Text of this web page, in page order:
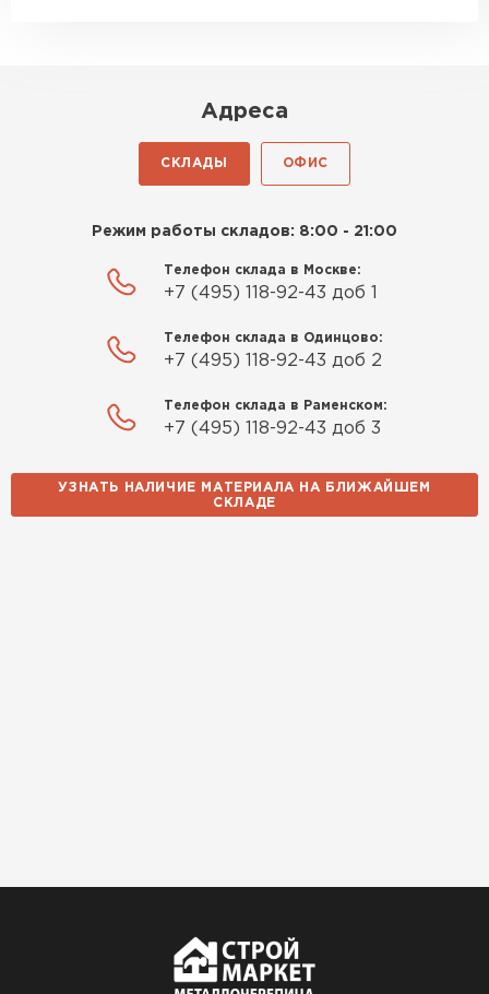
Адреса
СКЛАДЫ ОФИС
Режим работы складов: 8:00 - 21:00
Телефон склада в Москве:
+7 (495) 118-92-43 доб 1
Телефон склада в Одинцово:
+7 (495) 118-92-43 доб 2
Телефон склада в Раменском:
+7 (495) 118-92-43 доб 3
УЗНАТЬ НАЛИЧИЕ МАТЕРИАЛА НА БЛИЖАЙШЕМ
СКЛАДЕ